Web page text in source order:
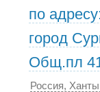
по
город
Общ.пл
Россия,